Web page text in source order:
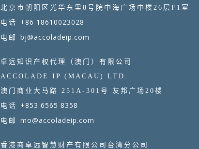
北京市朝阳区光华东里8号院中海广场中楼26层F1室
电话 +86 18610023028
电邮 bj@accoladeip.com
卓远知识产权代理（澳门）有限公司
ACCOLADE IP (MACAU) LTD.
澳门商业大马路 251A-301号 友邦广场20楼
电话 +853 6565 8358
电邮 mo@accoladeip.com
香港商卓远智慧财产有限公司台湾分公司